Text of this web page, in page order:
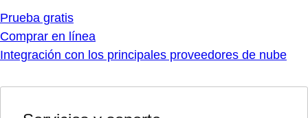
Prueba gratis
Comprar en línea
Integración con los principales proveedores de nube